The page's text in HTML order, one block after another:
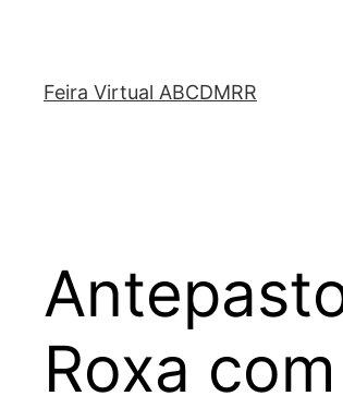
Feira Virtual ABCDMRR
Roxa